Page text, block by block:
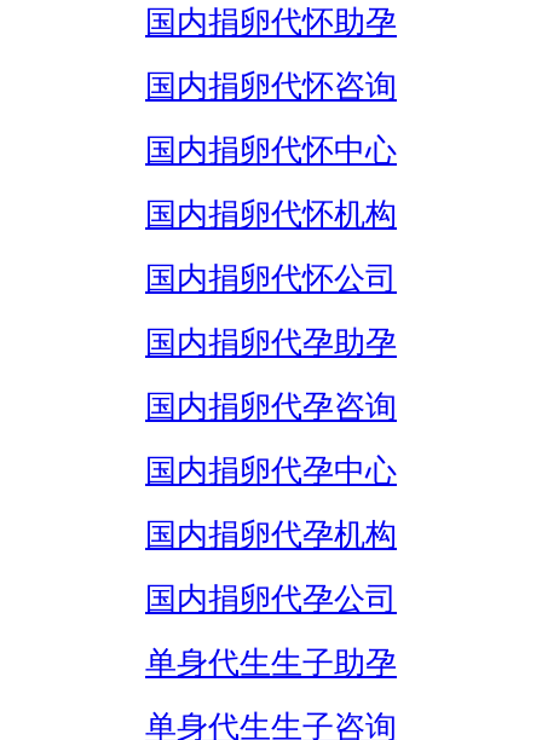
国内捐卵代怀助孕
国内捐卵代怀咨询
国内捐卵代怀中心
国内捐卵代怀机构
国内捐卵代怀公司
国内捐卵代孕助孕
国内捐卵代孕咨询
国内捐卵代孕中心
国内捐卵代孕机构
国内捐卵代孕公司
单身代生生子助孕
单身代生生子咨询